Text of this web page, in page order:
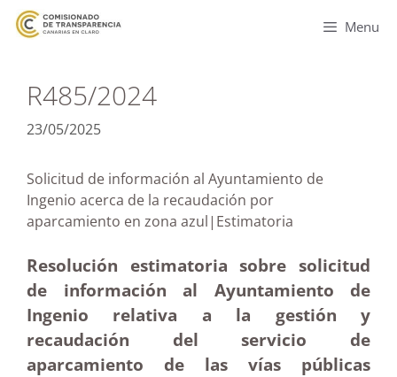
Menu
R485/2024
23/05/2025
Solicitud de información al Ayuntamiento de
Ingenio acerca de la recaudación por
aparcamiento en zona azul|Estimatoria
Resolución estimatoria sobre solicitud
de información al Ayuntamiento de
Ingenio relativa a la gestión y
recaudación del servicio de
aparcamiento de las vías públicas